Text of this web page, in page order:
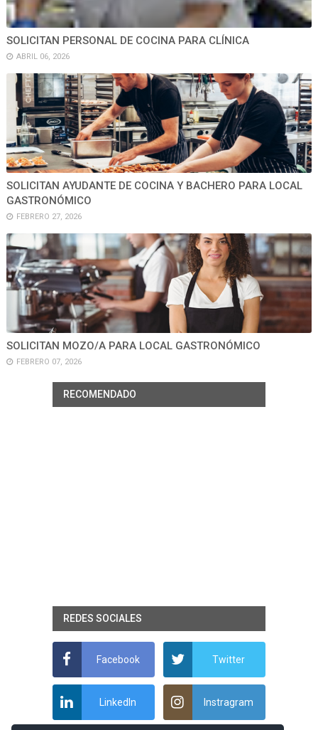
SOLICITAN PERSONAL DE COCINA PARA CLÍNICA
ABRIL 06, 2026
SOLICITAN AYUDANTE DE COCINA Y BACHERO PARA LOCAL
GASTRONÓMICO
FEBRERO 27, 2026
SOLICITAN MOZO/A PARA LOCAL GASTRONÓMICO
FEBRERO 07, 2026
RECOMENDADO
REDES SOCIALES
Facebook Twitter
LinkedIn Instragram